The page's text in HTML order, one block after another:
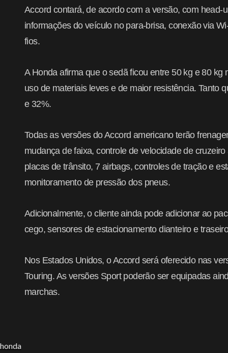
Accord contará, de acordo com a versão, com head-
informações do veículo no para-brisa, conexão via
fios.
A Honda afirma que o sedã ficou entre 50 kg e 80 kg
uso de materiais leves e de maior resistência. Tanto
e 32%.
Todas as versões do Accord americano terão
mudança de faixa, controle de velocidade de
placas de trânsito, 7 airbags, controles de tração e
monitoramento de pressão dos pneus.
Adicionalmente, o cliente ainda pode adicionar ao
cego, sensores de estacionamento dianteiro e
Nos Estados Unidos, o Accord será oferecido nas
Touring. As versões Sport poderão ser equipadas
marchas.
honda